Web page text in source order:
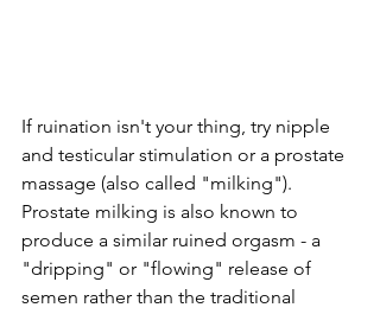
If ruination isn't your thing, try nipple
and testicular stimulation or a prostate
massage (also called "milking").
Prostate milking is also known to
produce a similar ruined orgasm - a
"dripping" or "flowing" release of
semen rather than the traditional